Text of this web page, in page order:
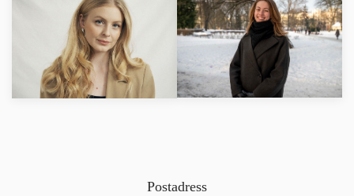
LÄS MER LÄS MER
Postadress